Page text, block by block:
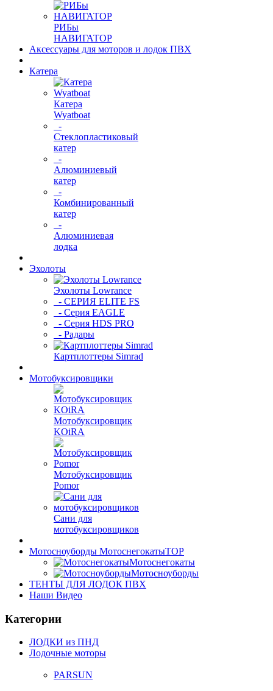
РИБы
НАВИГАТОР
Аксессуары для моторов и лодок ПВХ
Катера
Катера
Wyatboat
-
Cтеклопластиковый
катер
-
Алюминиевый
катер
-
Комбинированный
катер
-
Алюминиевая
лодка
Эхолоты
Эхолоты Lowrance
- СЕРИЯ ELITE FS
- Серия EAGLE
- Серия HDS PRO
- Радары
Картплоттеры Simrad
Мотобуксировщики
Мотобуксировщик
KOiRA
Мотобуксировщик
Pomor
Сани для
мотобуксировщиков
Мотосноуборды МотоснегокатыTOP
Мотоснегокаты
Мотосноуборды
ТЕНТЫ ДЛЯ ЛОДОК ПВХ
Наши Видео
Категории
ЛОДКИ из ПНД
Лодочные моторы
PARSUN